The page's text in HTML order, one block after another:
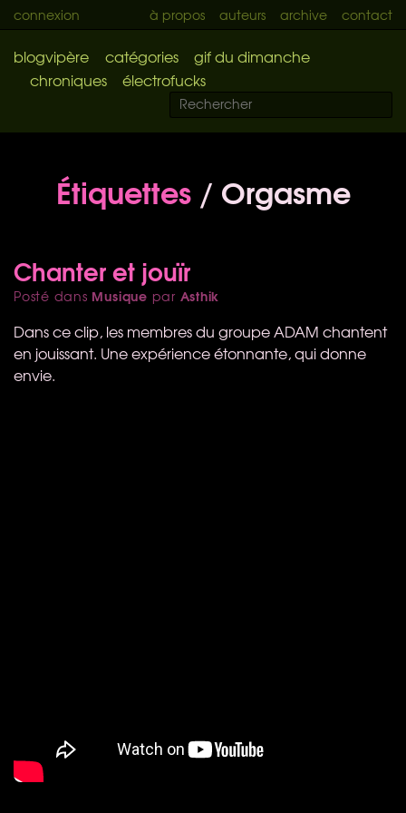
connexion à propos auteurs archive contact
blogvipère catégories
gif du dimanche
chroniques
électrofucks
Étiquettes/ Orgasme
Chanter et jouïr
Posté dans Musique par Asthik
Dans ce clip, les membres du groupeADAM chantent
en jouissant. Une expérience étonnante, qui donne
envie.